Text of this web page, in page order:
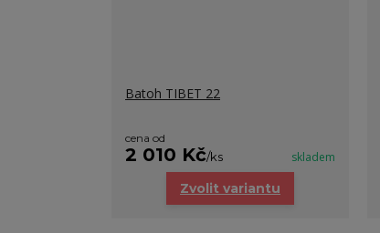
Batoh TIBET 22
cena od
2 010 Kč/ks skladem
Zvolit variantu